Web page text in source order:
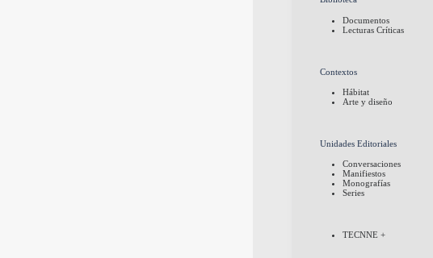
Documentos
Lecturas Críticas
Contextos
Hábitat
Arte y diseño
Unidades Editoriales
Conversaciones
Manifiestos
Monografías
Series
TECNNE +